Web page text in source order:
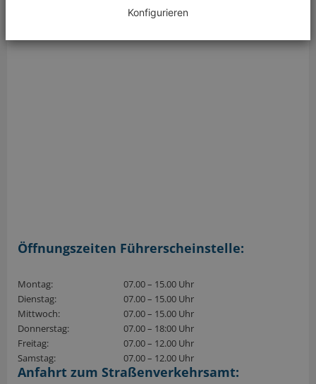
strassenverkehrsamt@lrabb.de
Öffnungszeiten Führerscheinstelle:
Montag:
07.00 – 15.00 Uhr
Dienstag:
07.00 – 15.00 Uhr
Mittwoch:
07.00 – 15.00 Uhr
Donnerstag:
07.00 – 18:00 Uhr
Freitag:
07.00 – 12.00 Uhr
Samstag:
07.00 – 12.00 Uhr
Anfahrt zum Straßenverkehrsamt:
Konfigurieren